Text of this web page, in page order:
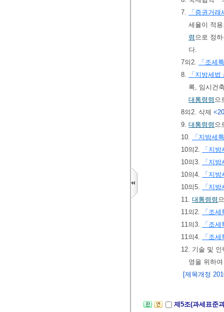
7.
「증권거래
세율이 적
령 으로 정
다.
7의2.
「조세
8.
「지방세법
록, 임시건
대통령령 으
8의2. 삭제
9. 대통령령 으
10.
「지방세
10의2.
「지
10의3.
「지
10의4.
「지
10의5.
「지
11. 대통령령
11의2.
「조
11의3.
「조
11의4.
「조
12. 기술 및
영을 위하
[제목개정
제5조(과세표준